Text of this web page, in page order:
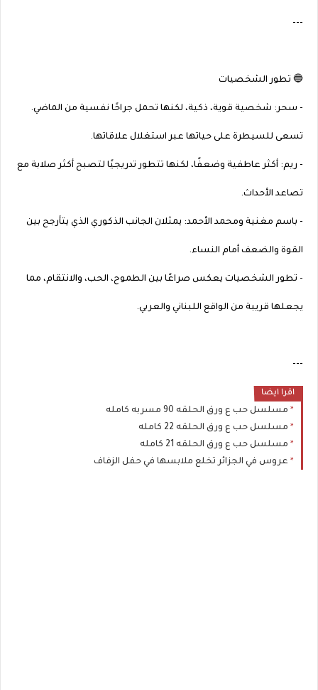
---
🔵 تطور الشخصيات
- سحر: شخصية قوية، ذكية، لكنها تحمل جراحًا نفسية من الماضي.
تسعى للسيطرة على حياتها عبر استغلال علاقاتها.
- ريم: أكثر عاطفية وضعفًا، لكنها تتطور تدريجيًا لتصبح أكثر صلابة مع
تصاعد الأحداث.
- باسم مغنية ومحمد الأحمد: يمثلان الجانب الذكوري الذي يتأرجح بين
القوة والضعف أمام النساء.
- تطور الشخصيات يعكس صراعًا بين الطموح، الحب، والانتقام، مما
يجعلها قريبة من الواقع اللبناني والعربي.
---
اقرا ايضا
مسلسل حب ع ورق الحلقه 90 مسربه كامله
مسلسل حب ع ورق الحلقه 22 كامله
مسلسل حب ع ورق الحلقه 21 كامله
عروس في الجزائر تخلع ملابسها في حفل الزفاف